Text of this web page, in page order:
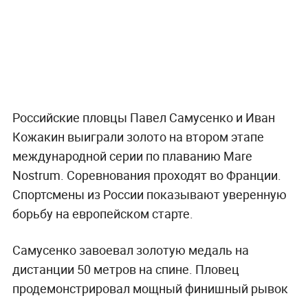
Российские пловцы Павел Самусенко и Иван
Кожакин выиграли золото на втором этапе
международной серии по плаванию Mare
Nostrum. Соревнования проходят во Франции.
Спортсмены из России показывают уверенную
борьбу на европейском старте.
Самусенко завоевал золотую медаль на
дистанции 50 метров на спине. Пловец
продемонстрировал мощный финишный рывок